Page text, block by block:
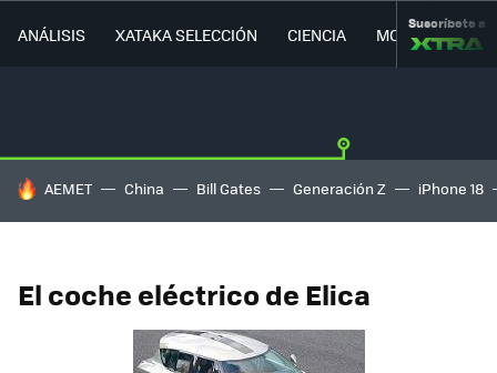
ANÁLISIS XATAKA SELECCIÓN CIENCIA MOVILIDAD
Suscríbete a
HOY SE HABLA DE
AEMET China Bill Gates Generación Z iPhone 18
El coche eléctrico de Elica